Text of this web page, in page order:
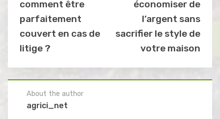
comment être
parfaitement
couvert en cas de
litige ?
économiser de
l’argent sans
sacrifier le style de
votre maison
About the author
agrici_net